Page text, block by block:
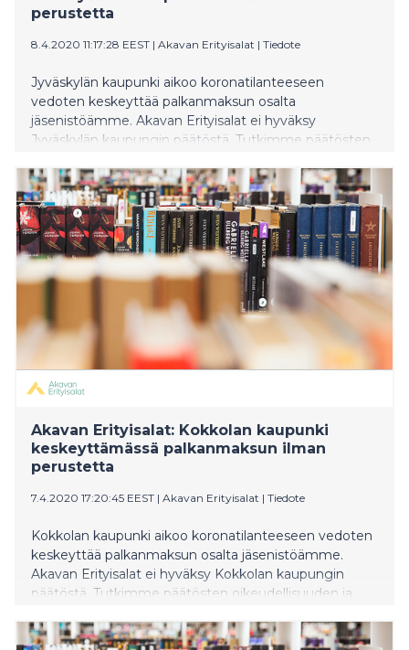
perustetta
8.4.2020 11:17:28 EEST | Akavan Erityisalat | Tiedote
Jyväskylän kaupunki aikoo koronatilanteeseen
vedoten keskeyttää palkanmaksun osalta
jäsenistöämme. Akavan Erityisalat ei hyväksy
Jyväskylän kaupungin päätöstä. Tutkimme päätösten
tapaukset.
Akavan Erityisalat: Kokkolan kaupunki
keskeyttämässä palkanmaksun ilman
perustetta
7.4.2020 17:20:45 EEST | Akavan Erityisalat | Tiedote
Kokkolan kaupunki aikoo koronatilanteeseen vedoten
keskeyttää palkanmaksun osalta jäsenistöämme.
Akavan Erityisalat ei hyväksy Kokkolan kaupungin
päätöstä. Tutkimme päätösten oikeudellisuuden ja